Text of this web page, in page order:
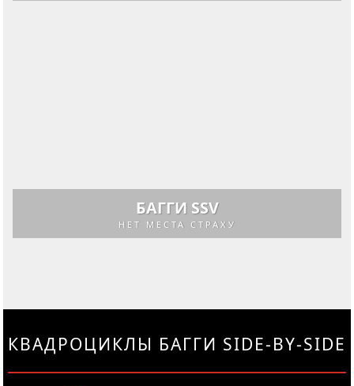
БАГГИ SSV
НЕТ МЕСТА СТРАХУ
КВАДРОЦИКЛЫ БАГГИ SIDE-BY-SIDE